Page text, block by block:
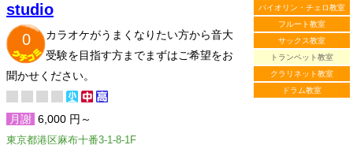
バイオリン・チェロ教室
フルート教室
サックス教室
トランペット教室
クラリネット教室
ドラム教室
studio
0
カラオケがうまくなりたい方から音大
受験を目指す方までまずはご希望をお
聞かせください。
月謝 6,000 円～
東京都港区麻布十番3-1-8-1F